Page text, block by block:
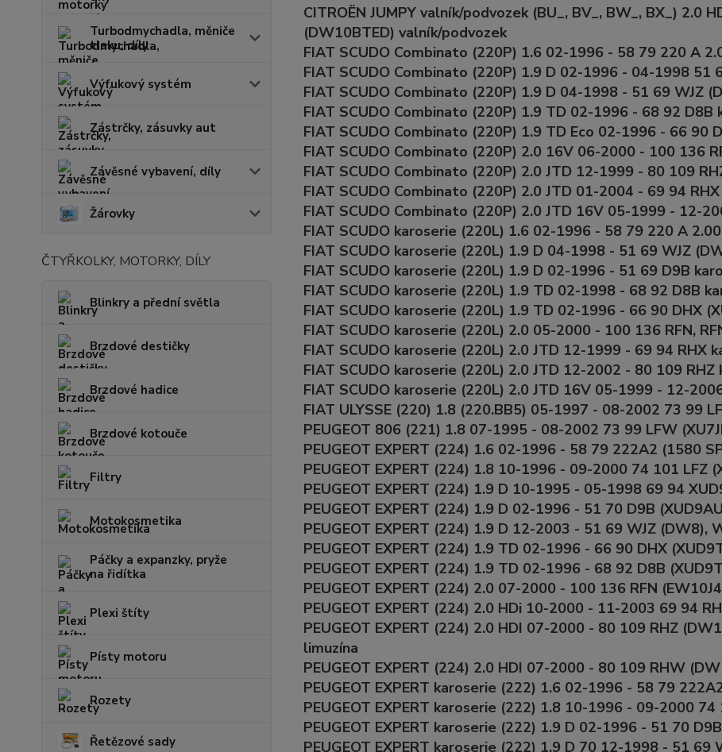
Turbodmychadla, měniče
tlaku, díly
Výfukový systém
Zástrčky, zásuvky aut
Závěsné vybavení, díly
Žárovky
ČTYŘKOLKY, MOTORKY, DÍLY
Blinkry a přední světla
Brzdové destičky
Brzdové hadice
Brzdové kotouče
Filtry
Motokosmetika
Páčky a expanzky, pryže
na řidítka
Plexi štíty
Písty motoru
Rozety
Řetězové sady
CITROËN JUMPY valník/podvozek (BU_, BV_, BW_, BX_) 2.0
(DW10BTED) valník/podvozek
FIAT SCUDO Combinato (220P) 1.6 02-1996 - 58 79 220 A
FIAT SCUDO Combinato (220P) 1.9 D 02-1996 - 04-1998 51
FIAT SCUDO Combinato (220P) 1.9 D 04-1998 - 51 69 WJZ
FIAT SCUDO Combinato (220P) 1.9 TD 02-1996 - 68 92 D8B
FIAT SCUDO Combinato (220P) 1.9 TD Eco 02-1996 - 66 90
FIAT SCUDO Combinato (220P) 2.0 16V 06-2000 - 100 136
FIAT SCUDO Combinato (220P) 2.0 JTD 12-1999 - 80 109
FIAT SCUDO Combinato (220P) 2.0 JTD 01-2004 - 69 94
FIAT SCUDO Combinato (220P) 2.0 JTD 16V 05-1999 - 12-
FIAT SCUDO karoserie (220L) 1.6 02-1996 - 58 79 220 A
FIAT SCUDO karoserie (220L) 1.9 D 04-1998 - 51 69 WJZ
FIAT SCUDO karoserie (220L) 1.9 D 02-1996 - 51 69 D9B
FIAT SCUDO karoserie (220L) 1.9 TD 02-1998 - 68 92 D8B
FIAT SCUDO karoserie (220L) 1.9 TD 02-1996 - 66 90 DHX
FIAT SCUDO karoserie (220L) 2.0 05-2000 - 100 136 RFN,
FIAT SCUDO karoserie (220L) 2.0 JTD 12-1999 - 69 94 RHX
FIAT SCUDO karoserie (220L) 2.0 JTD 12-2002 - 80 109 RHZ
FIAT SCUDO karoserie (220L) 2.0 JTD 16V 05-1999 - 12-
FIAT ULYSSE (220) 1.8 (220.BB5) 05-1997 - 08-2002 73 99
PEUGEOT 806 (221) 1.8 07-1995 - 08-2002 73 99 LFW
PEUGEOT EXPERT (224) 1.6 02-1996 - 58 79 222A2 (1580
PEUGEOT EXPERT (224) 1.8 10-1996 - 09-2000 74 101 LFZ
PEUGEOT EXPERT (224) 1.9 D 10-1995 - 05-1998 69 94
PEUGEOT EXPERT (224) 1.9 D 02-1996 - 51 70 D9B
PEUGEOT EXPERT (224) 1.9 D 12-2003 - 51 69 WJZ
PEUGEOT EXPERT (224) 1.9 TD 02-1996 - 66 90 DHX
PEUGEOT EXPERT (224) 1.9 TD 02-1996 - 68 92 D8B
PEUGEOT EXPERT (224) 2.0 07-2000 - 100 136 RFN
PEUGEOT EXPERT (224) 2.0 HDi 10-2000 - 11-2003 69 94
PEUGEOT EXPERT (224) 2.0 HDI 07-2000 - 80 109 RHZ
limuzína
PEUGEOT EXPERT (224) 2.0 HDI 07-2000 - 80 109 RHW
PEUGEOT EXPERT karoserie (222) 1.6 02-1996 - 58 79
PEUGEOT EXPERT karoserie (222) 1.8 10-1996 - 09-2000 74
PEUGEOT EXPERT karoserie (222) 1.9 D 02-1996 - 51 70
PEUGEOT EXPERT karoserie (222) 1.9 D 70 12-1998 - 51 69